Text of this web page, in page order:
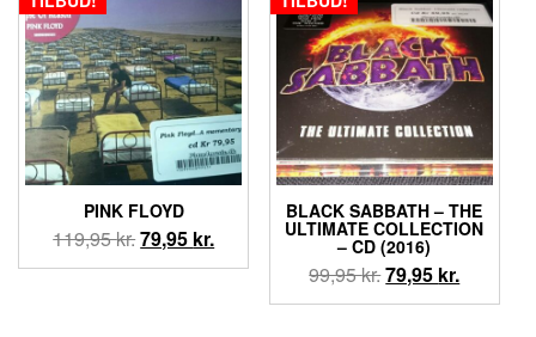
PINK FLOYD
119,95kr.Den
oprindelige
79,95 kr.Den
aktuelle
BLACK SABBATH – THE
ULTIMATE COLLECTION
– CD (2016)
99,95kr.Den
oprindelige
79,95 kr.Den
aktuelle